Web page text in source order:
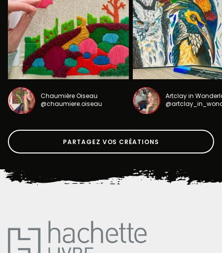
Chaumière Oiseau
@chaumiere.oiseau
Artclay in
PARTAGEZ VOS CRÉATIONS